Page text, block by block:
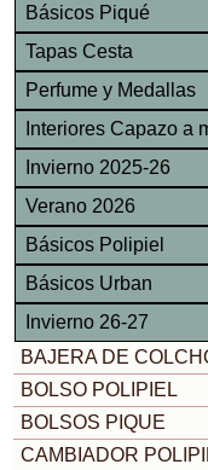
Básicos Piqué
Tapas Cesta
Perfume y Medallas
Interiores Capazo a
Invierno 2025-26
Verano 2026
Básicos Polipiel
Básicos Urban
Invierno 26-27
BAJERA DE
BOLSO POLIPIEL
BOLSOS PIQUE
CAMBIADOR